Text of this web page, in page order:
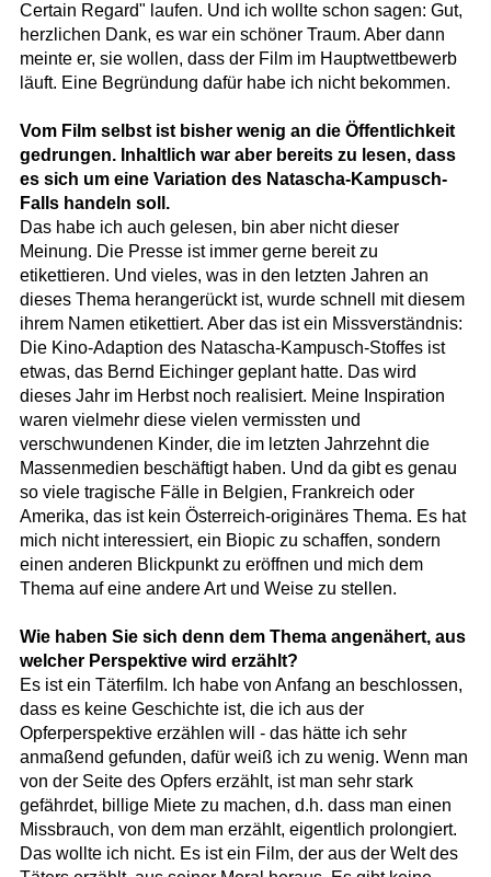
Certain Regard" laufen. Und ich wollte schon sagen: Gut,
herzlichen Dank, es war ein schöner Traum. Aber dann
meinte er, sie wollen, dass der Film im Hauptwettbewerb
läuft. Eine Begründung dafür habe ich nicht bekommen.
Vom Film selbst ist bisher wenig an die Öffentlichkeit
gedrungen. Inhaltlich war aber bereits zu lesen, dass
es sich um eine Variation des Natascha-Kampusch-
Falls handeln soll.
Das habe ich auch gelesen, bin aber nicht dieser
Meinung. Die Presse ist immer gerne bereit zu
etikettieren. Und vieles, was in den letzten Jahren an
dieses Thema herangerückt ist, wurde schnell mit diesem
ihrem Namen etikettiert. Aber das ist ein Missverständnis:
Die Kino-Adaption des Natascha-Kampusch-Stoffes ist
etwas, das Bernd Eichinger geplant hatte. Das wird
dieses Jahr im Herbst noch realisiert. Meine Inspiration
waren vielmehr diese vielen vermissten und
verschwundenen Kinder, die im letzten Jahrzehnt die
Massenmedien beschäftigt haben. Und da gibt es genau
so viele tragische Fälle in Belgien, Frankreich oder
Amerika, das ist kein Österreich-originäres Thema. Es hat
mich nicht interessiert, ein Biopic zu schaffen, sondern
einen anderen Blickpunkt zu eröffnen und mich dem
Thema auf eine andere Art und Weise zu stellen.
Wie haben Sie sich denn dem Thema angenähert, aus
welcher Perspektive wird erzählt?
Es ist ein Täterfilm. Ich habe von Anfang an beschlossen,
dass es keine Geschichte ist, die ich aus der
Opferperspektive erzählen will - das hätte ich sehr
anmaßend gefunden, dafür weiß ich zu wenig. Wenn man
von der Seite des Opfers erzählt, ist man sehr stark
gefährdet, billige Miete zu machen, d.h. dass man einen
Missbrauch, von dem man erzählt, eigentlich prolongiert.
Das wollte ich nicht. Es ist ein Film, der aus der Welt des